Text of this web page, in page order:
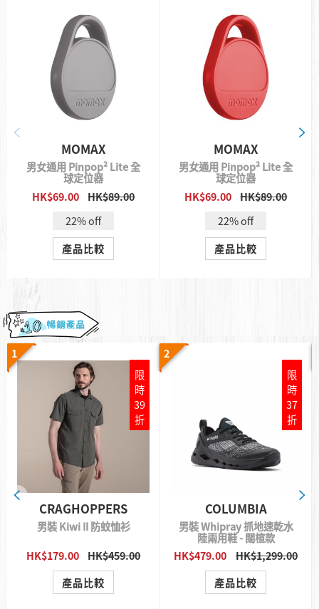
QUICK VIEW
MOMAX
男女通用 Pinpop² Lite 全
球定位器
HK$69.00 HK$89.00
22% off
產品比較
QUICK VIEW
MOMAX
男女通用 Pinpop² Lite 全
球定位器
HK$69.00 HK$89.00
22% off
產品比較
1
QUICK VIEW
CRAGHOPPERS
男裝 Kiwi II 防蚊恤衫
HK$179.00 HK$459.00
產品比較
限
時
39
折
2
QUICK VIEW
COLUMBIA
男裝 Whipray 抓地速乾水
陸兩用鞋 - 闊楦款
HK$479.00
HK$1,299.00
產品比較
限
時
37
折